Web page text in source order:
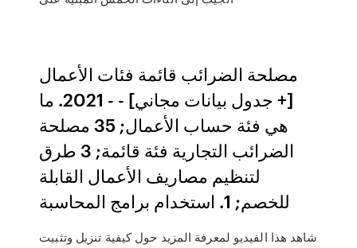
مصلحة الضرائب قائمة فئات الأعمال
[+ جدول بيانات مجاني] - - 2021. ما
هي فئة حساب الأعمال; 35 مصلحة
الضرائب التجارية فئة قائمة; 3 طرق
لتنظيم مصاريف الأعمال القابلة
للخصم; 1. استخدام برامج المحاسبة
شاهد هذا الفيديو لمعرفة المزيد حول كيفية تنزيل وتثبيت